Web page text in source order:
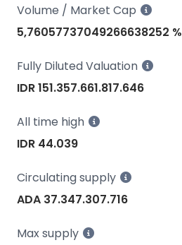
Volume / Market Cap
5,76057737049266638252 %
Fully Diluted Valuation
IDR 151.357.661.817.646
All time high
IDR 44.039
Circulating supply
ADA 37.347.307.716
Max supply